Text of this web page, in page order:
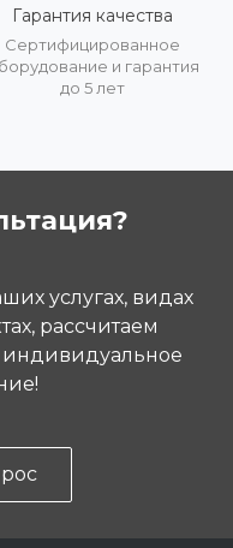
Гарантия качества
Сертифицированное
и гарантия
до 5 лет
услугах, видах
рассчитаем
индивидуальное